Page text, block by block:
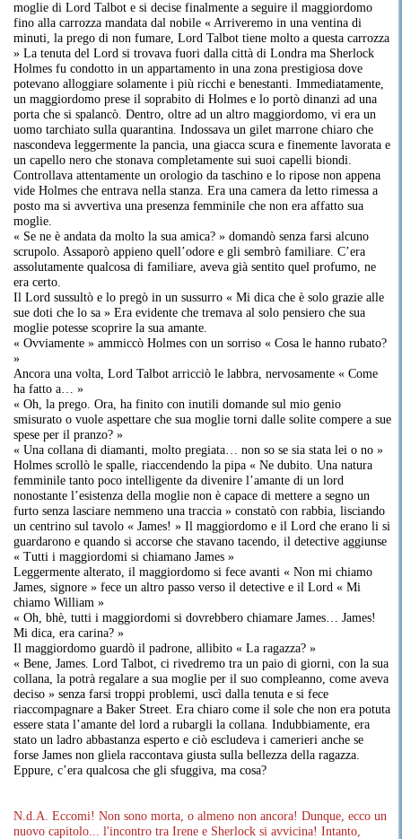
moglie di Lord Talbot e si decise finalmente a seguire il maggiordomo
fino alla carrozza mandata dal nobile « Arriveremo in una ventina di
minuti, la prego di non fumare, Lord Talbot tiene molto a questa carrozza
» La tenuta del Lord si trovava fuori dalla città di Londra ma Sherlock
Holmes fu condotto in un appartamento in una zona prestigiosa dove
potevano alloggiare solamente i più ricchi e benestanti. Immediatamente,
un maggiordomo prese il soprabito di Holmes e lo portò dinanzi ad una
porta che si spalancò. Dentro, oltre ad un altro maggiordomo, vi era un
uomo tarchiato sulla quarantina. Indossava un gilet marrone chiaro che
nascondeva leggermente la pancia, una giacca scura e finemente lavorata e
un capello nero che stonava completamente sui suoi capelli biondi.
Controllava attentamente un orologio da taschino e lo ripose non appena
vide Holmes che entrava nella stanza. Era una camera da letto rimessa a
posto ma si avvertiva una presenza femminile che non era affatto sua
moglie.
« Se ne è andata da molto la sua amica? » domandò senza farsi alcuno
scrupolo. Assaporò appieno quell’odore e gli sembrò familiare. C’era
assolutamente qualcosa di familiare, aveva già sentito quel profumo, ne
era certo.
Il Lord sussultò e lo pregò in un sussurro « Mi dica che è solo grazie alle
sue doti che lo sa » Era evidente che tremava al solo pensiero che sua
moglie potesse scoprire la sua amante.
« Ovviamente » ammiccò Holmes con un sorriso « Cosa le hanno rubato?
»
Ancora una volta, Lord Talbot arricciò le labbra, nervosamente « Come
ha fatto a… »
« Oh, la prego. Ora, ha finito con inutili domande sul mio genio
smisurato o vuole aspettare che sua moglie torni dalle solite compere a sue
spese per il pranzo? »
« Una collana di diamanti, molto pregiata… non so se sia stata lei o no »
Holmes scrollò le spalle, riaccendendo la pipa « Ne dubito. Una natura
femminile tanto poco intelligente da divenire l’amante di un lord
nonostante l’esistenza della moglie non è capace di mettere a segno un
furto senza lasciare nemmeno una traccia » constatò con rabbia, lisciando
un centrino sul tavolo « James! » Il maggiordomo e il Lord che erano li si
guardarono e quando si accorse che stavano tacendo, il detective aggiunse
« Tutti i maggiordomi si chiamano James »
Leggermente alterato, il maggiordomo si fece avanti « Non mi chiamo
James, signore » fece un altro passo verso il detective e il Lord « Mi
chiamo William »
« Oh, bhè, tutti i maggiordomi si dovrebbero chiamare James… James!
Mi dica, era carina? »
Il maggiordomo guardò il padrone, allibito « La ragazza? »
« Bene, James. Lord Talbot, ci rivedremo tra un paio di giorni, con la sua
collana, la potrà regalare a sua moglie per il suo compleanno, come aveva
deciso » senza farsi troppi problemi, uscì dalla tenuta e si fece
riaccompagnare a Baker Street. Era chiaro come il sole che non era potuta
essere stata l’amante del lord a rubargli la collana. Indubbiamente, era
stato un ladro abbastanza esperto e ciò escludeva i camerieri anche se
forse James non gliela raccontava giusta sulla bellezza della ragazza.
Eppure, c’era qualcosa che gli sfuggiva, ma cosa?
N.d.A. Eccomi! Non sono morta, o almeno non ancora! Dunque, ecco un
nuovo capitolo... l'incontro tra Irene e Sherlock si avvicina! Intanto,